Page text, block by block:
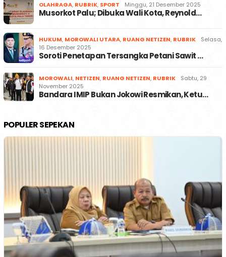
OLAHRAGA, RUBRIK, SPORT Minggu, 21 Desember 2025
Musorkot Palu; Dibuka Wali Kota, Reynold…
HUKUM, MOROWALI UTARA, RUANG NETIZEN, RUBRIK
Selasa,
16 Desember 2025
Soroti Penetapan Tersangka Petani Sawit …
MOROWALI, NETIZEN, RUANG NETIZEN, RUBRIK
Sabtu, 29
November 2025
Bandara IMIP Bukan Jokowi Resmikan, Ketu…
POPULER SEPEKAN